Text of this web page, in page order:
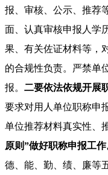
报、审核、公示、推荐
面、认真审核申报人学
果、有关佐证材料等，
的合规性负责。严禁单
报。 二要依法依规开展
要求对用人单位职称申
单位推荐材料真实性、
原则”做好职称申报工作
德、能、勤、绩、廉等